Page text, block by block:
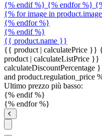
{% endif %} {% endfor %}
{% for image in
{% endfor %}
{% endif %}
{{ product.name }}
{{ product | calculatePrice }}
product | calculateListPrice }}
calculateDiscountPercentage
and product.regulation_price
Ultimo prezzo più basso:
{% endif %}
{% endfor %}